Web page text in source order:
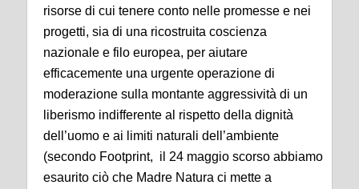
risorse di cui tenere conto nelle promesse e nei
progetti, sia di una ricostruita coscienza
nazionale e filo europea, per aiutare
efficacemente una urgente operazione di
moderazione sulla montante aggressività di un
liberismo indifferente al rispetto della dignità
dell’uomo e ai limiti naturali dell’ambiente
(secondo Footprint, il 24 maggio scorso abbiamo
esaurito ciò che Madre Natura ci mette a